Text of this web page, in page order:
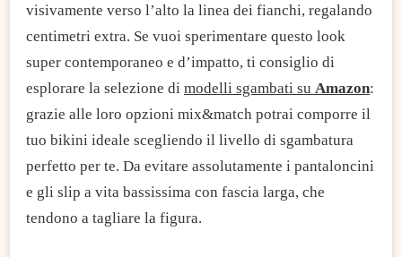
visivamente verso l’alto la linea dei fianchi, regalando
centimetri extra. Se vuoi sperimentare questo look
super contemporaneo e d’impatto, ti consiglio di
esplorare la selezione di modelli sgambati su Amazon:
grazie alle loro opzioni mix&match potrai comporre il
tuo bikini ideale scegliendo il livello di sgambatura
perfetto per te. Da evitare assolutamente i pantaloncini
e gli slip a vita bassissima con fascia larga, che
tendono a tagliare la figura.